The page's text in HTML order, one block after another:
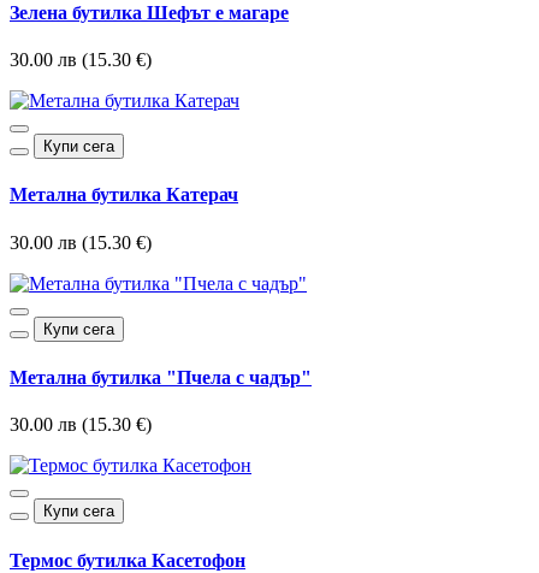
Зелена бутилка Шефът е магаре
30.00 лв (15.30 €)
Купи сега
Метална бутилка Катерач
30.00 лв (15.30 €)
Купи сега
Метална бутилка "Пчела с чадър"
30.00 лв (15.30 €)
Купи сега
Термос бутилка Касетофон